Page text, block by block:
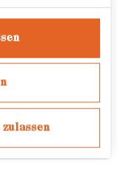
an der